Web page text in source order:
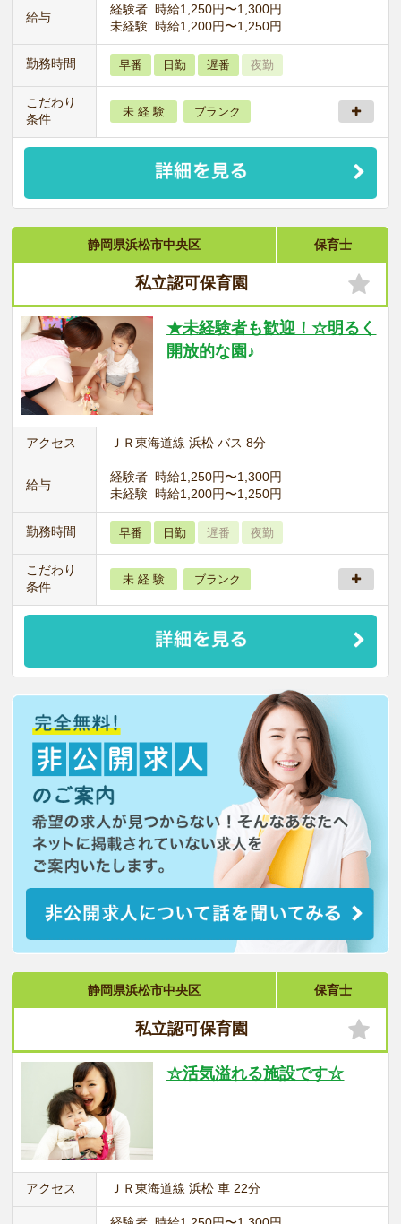
給与
経験者 時給1,250円〜1,300円
未経験 時給1,200円〜1,250円
勤務時間 早番 日勤 遅番 夜勤
こだわり
条件
未 経 験 ブランク
静岡県浜松市中央区 保育士
私立認可保育園
★未経験者も歓迎！☆明るく
開放的な園♪
アクセス ＪＲ東海道線 浜松 バス 8分
給与
経験者 時給1,250円〜1,300円
未経験 時給1,200円〜1,250円
勤務時間 早番 日勤 遅番 夜勤
こだわり
条件
未 経 験 ブランク
静岡県浜松市中央区 保育士
私立認可保育園
☆活気溢れる施設です☆
アクセス ＪＲ東海道線 浜松 車 22分